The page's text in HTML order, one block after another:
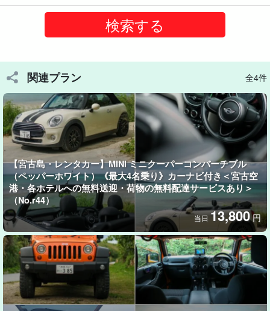
女性にも運転しやすいサイズ感＆
車好きの方にも満足していただけるパワー
スポーティな外観と実用性、そしてメルセデスベンツならではの
高級感を兼ね備え、女性でも運転しやすいコンパクトなサイズ
感。
※トランクルーム：Sサイズ（機内持ち込み可）/２個まで、Mサイ
ズ/１個まで収納可能です。
関連プラン 全4件
【宮古島・レンタカー】MINI ミニクーパーコンバーチブル
（ペッパーホワイト）《最大4名乗り》カーナビ付き＜宮古空
港・各ホテルへの無料送迎・荷物の無料配達サービスあり＞
（No.r44）
当日 13,800 円